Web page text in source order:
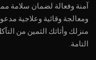
آمنة وفعالة لضمان سلامة
ومعالجة وقائية وعلاجية
منزلك وأثاثك الثمين من
التامة.